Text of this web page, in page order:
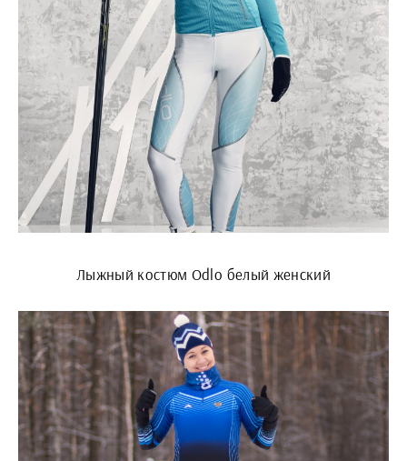
Лыжный костюм Odlo белый женский